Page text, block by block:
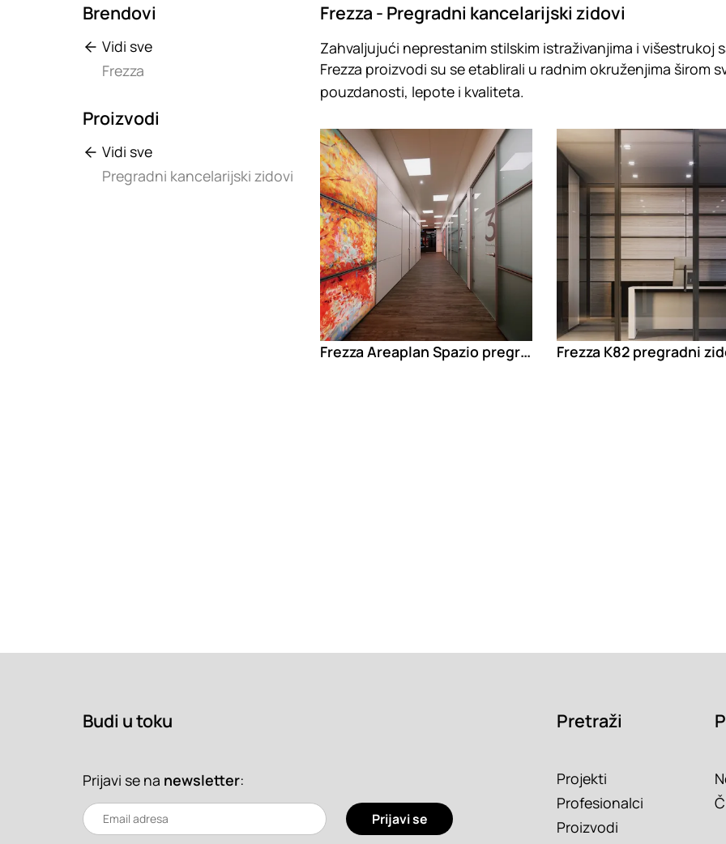
Brendovi
Vidi sve
Frezza
Proizvodi
Vidi sve
Pregradni kancelarijski zidovi
Frezza - Pregradni kancelarijski zidovi
Zahvaljujući neprestanim stilskim istraživanjima i višestrukoj
Frezza proizvodi su se etablirali u radnim okruženjima širom
pouzdanosti, lepote i kvaliteta.
Loading
Frezza Areaplan Spazio pregradni zidovi
Loading
Frezza K82 pregradni
Budi u toku
Prijavi se na newsletter:
Prijavi se
Pretraži
Projekti
Profesionalci
Proizvodi